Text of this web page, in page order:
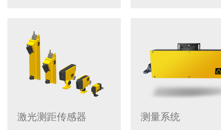
激光测距传感器 测量系统